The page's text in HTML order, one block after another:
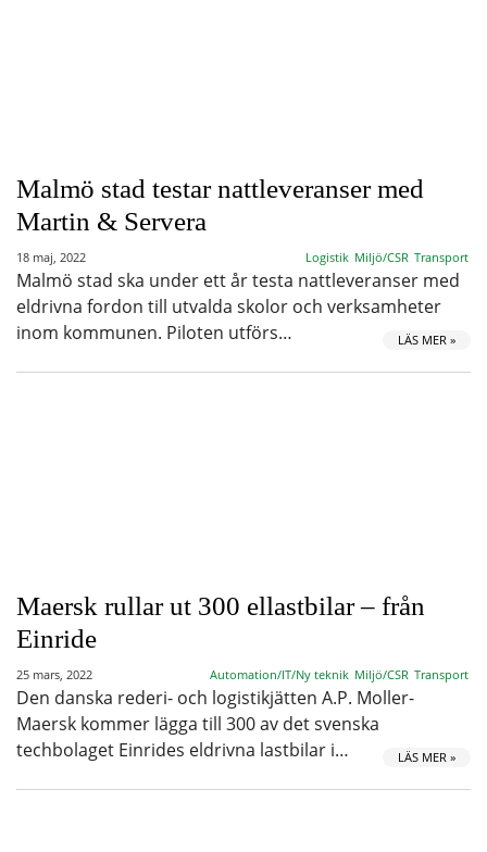
Malmö stad testar nattleveranser med
Martin & Servera
18 maj, 2022 Logistik Miljö/CSR Transport
Malmö stad ska under ett år testa nattleveranser med
eldrivna fordon till utvalda skolor och verksamheter
inom kommunen. Piloten utförs…
LÄS MER »
Maersk rullar ut 300 ellastbilar – från
Einride
25 mars, 2022 Automation/IT/Ny teknik Miljö/CSR Transport
Den danska rederi- och logistikjätten A.P. Moller-
Maersk kommer lägga till 300 av det svenska
techbolaget Einrides eldrivna lastbilar i…
LÄS MER »